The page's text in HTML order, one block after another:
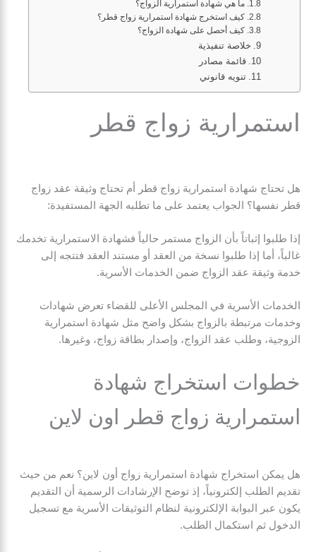
ما هي شهادة استمرارية الزواج؟
كيف استخرج شهادة استمرارية زواج قطر؟
كيف أحصل على شهادة الزواج؟
خلاصة تنفيذية
قائمة مصادر
تنويه قانوني
استمرارية زواج قطر
هل تحتاج شهادة استمرارية زواج قطر أم تحتاج وثيقة عقد زواج
قطر نفسها؟ الجواب يعتمد على ما تطلبه الجهة المستفيدة:
إذا طلبوا إثباتاً بأن الزواج مستمر حالياً فشهادة الاستمرارية تخدمك
غالباً، أما إذا طلبوا نسخة من العقد أو مستند العقد فتتجه إلى
خدمة وثيقة عقد الزواج ضمن الخدمات الأسرية.
الخدمات الأسرية في المجلس الأعلى للقضاء تعرض شهادات
وخدمات مرتبطة بالزواج بشكل واضح مثل شهادة استمرارية
الزوجية، وطلب عقد الزواج، وإصدار بطاقة زواج، وغيرها.
خطوات استخراج شهادة
استمرارية زواج قطر اون لاين
هل يمكن استخراج شهادة استمرارية زواج أون لاين؟ نعم من حيث
تقديم الطلب إلكترونياً، إذ توضح الإرشادات الرسمية أن التقديم
يكون عبر البوابة الإلكترونية لنظام التوثيقات الأسرية مع تسجيل
الدخول ثم استكمال الطلب.